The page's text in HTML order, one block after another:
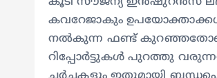
കവറേജാകും
നല്‍കുന്ന ഫണ്ട് കുറഞ്ഞതോടെ
റിപ്പോര്‍ട്ടുകള്‍ പുറത്തു